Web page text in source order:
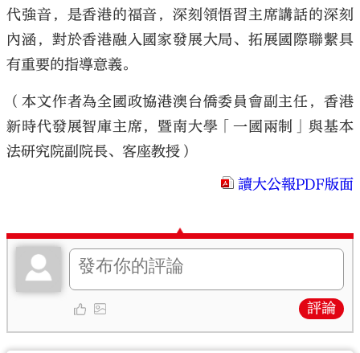
代強音，是香港的福音，深刻領悟習主席講話的深刻
內涵，對於香港融入國家發展大局、拓展國際聯繫具
有重要的指導意義。
（本文作者為全國政協港澳台僑委員會副主任，香港
新時代發展智庫主席，暨南大學「一國兩制」與基本
法研究院副院長、客座教授）
讀大公報PDF版面
評論